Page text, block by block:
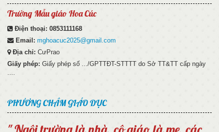
Trường Mẫu giáo Hoa Cúc
Điện thoại: 0853111168
Email: mghoacuc2025@gmail.com
Địa chỉ: CưPrao
Giấy phép: Giấy phép số .../GPTTĐT-STTTT do Sở TT&TT cấp ngày
PHƯƠNG CHÂM GIÁO DỤC